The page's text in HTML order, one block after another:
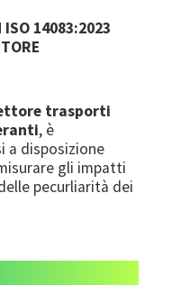
ISO 14083:2023
trasporti
, è
a disposizione
gli impatti
pecurliarità dei